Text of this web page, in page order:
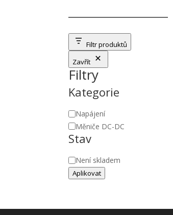
Filtr produktů
Zavřít
Filtry
Kategorie
Kategorie
Napájení
Měniče DC-DC
Stav
StavNení skladem
Aplikovat